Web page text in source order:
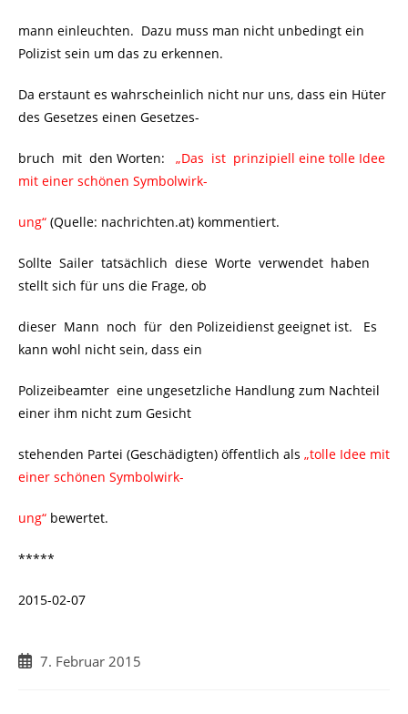
mann einleuchten. Dazu muss man nicht unbedingt ein
Polizist sein um das zu erkennen.
Da erstaunt es wahrscheinlich nicht nur uns, dass ein Hüter
des Gesetzes einen Gesetzes-
bruch mit den Worten:
„Das ist prinzipiell eine tolle Idee
mit einer schönen Symbolwirk-
ung“ (Quelle: nachrichten.at) kommentiert.
Sollte Sailer tatsächlich diese Worte verwendet haben
stellt sich für uns die Frage, ob
dieser Mann noch für den Polizeidienst geeignet ist. Es
kann wohl nicht sein, dass ein
Polizeibeamter eine ungesetzliche Handlung zum Nachteil
einer ihm nicht zum Gesicht
stehenden Partei (Geschädigten) öffentlich als „tolle Idee mit
einer schönen Symbolwirk-
ung“ bewertet.
*****
2015-02-07
Beitrag7. Februar 2015